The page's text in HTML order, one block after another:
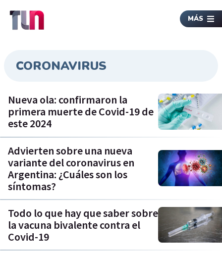
MÁS
CORONAVIRUS
Nueva ola: confirmaron la
primera muerte de Covid-19 de
este 2024
Advierten sobre una nueva
variante del coronavirus en
Argentina: ¿Cuáles son los
síntomas?
Todo lo que hay que saber sobre
la vacuna bivalente contra el
Covid-19